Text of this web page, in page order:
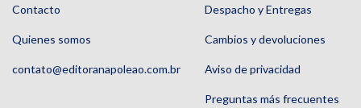
Contacto
Quienes somos
contato@editoranapoleao.com.br
Despacho y Entregas
Cambios y devoluciones
Aviso de privacidad
Preguntas más frecuentes